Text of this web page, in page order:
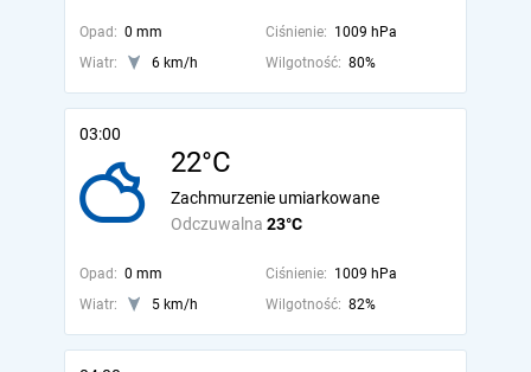
Opad: 0 mm Ciśnienie: 1009 hPa
Wiatr:
6 km/h Wilgotność: 80%
03:00
22°C
Odczuwalna 23°C
Zachmurzenie umiarkowane
Opad: 0 mm Ciśnienie: 1009 hPa
Wiatr:
5 km/h Wilgotność: 82%